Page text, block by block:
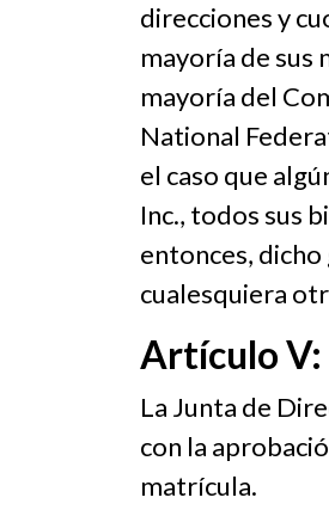
direcciones y
mayoría de sus
mayoría del
National
el caso que
Inc., todos sus
entonces,
cualesquiera
Artículo
La Junta de
con la
matrícula.